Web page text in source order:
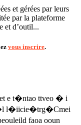
et gérées par leurs
par la plateforme
et d’outil...
vous inscrire.
e t�ntao ttveo � i
l�iicie�trg�Cmei
faoa ooun